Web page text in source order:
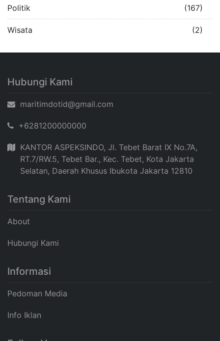
Politik (167)
Wisata (2)
Hubungi Kami
maritimdotid@gmail.com
+6281200000000
KANTOR ASPEKSINDO, Jl. Tebet Barat IX No.7A,
RT.7/RW.5, Tebet Bar., Kec. Tebet, Kota Jakarta
Selatan, Daerah Khusus Ibukota Jakarta 12810
Tentang Kami
About
Hubungi Kami
Informasi
Pedoman Media
Info Iklan